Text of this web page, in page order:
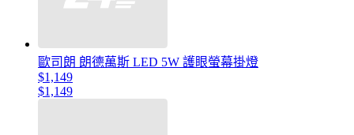
歐司朗 朗德萬斯 LED 5W 護眼螢幕掛燈
$1,149
$1,149